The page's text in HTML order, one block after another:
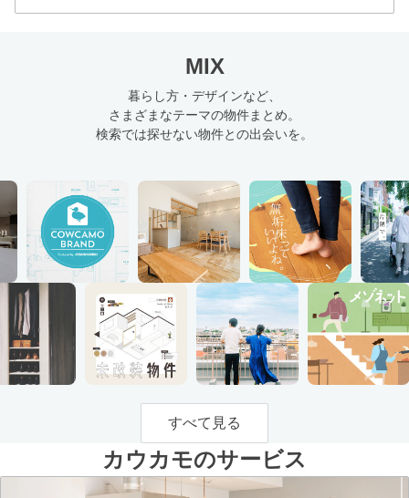
MIX
暮らし方・デザインなど、
さまざまなテーマの物件まとめ。
検索では探せない物件との出会いを。
すべて見る
カウカモのサービス